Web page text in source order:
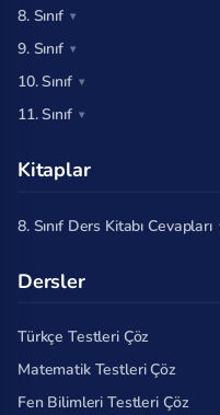
8. Sınıf
9. Sınıf
10. Sınıf
11. Sınıf
Kitaplar
8. Sınıf Ders Kitabı Cevapları
Dersler
Türkçe Testleri Çöz
Matematik Testleri Çöz
Fen Bilimleri Testleri Çöz